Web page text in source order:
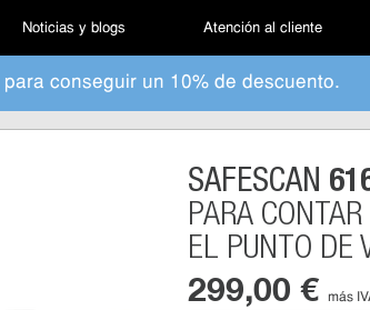
Noticias y blogs Atención al cliente
para conseguir un 10% de descuento.
SAFESCAN
PARA
EL PUNTO DE
299,00 € más